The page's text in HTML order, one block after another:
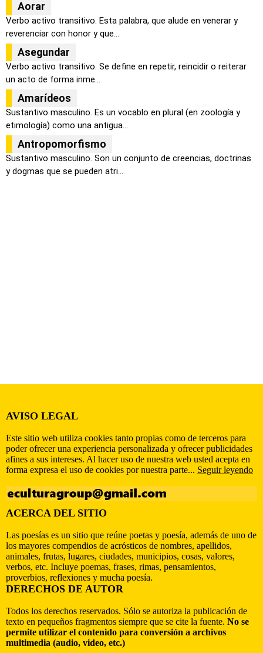
Aorar
Verbo activo transitivo. Esta palabra, que alude en venerar y
reverenciar con honor y que...
Asegundar
Verbo activo transitivo. Se define en repetir, reincidir o reiterar
un acto de forma inme...
Amarídeos
Sustantivo masculino. Es un vocablo en plural (en zoología y
etimología) como una antigua...
Antropomorfismo
Sustantivo masculino. Son un conjunto de creencias, doctrinas
y dogmas que se pueden atri...
AVISO LEGAL
Este sitio web utiliza cookies tanto propias como de terceros para
poder ofrecer una experiencia personalizada y ofrecer publicidades
afines a sus intereses. Al hacer uso de nuestra web usted acepta en
forma expresa el uso de cookies por nuestra parte... Seguir leyendo
ACERCA DEL SITIO
Las poesías es un sitio que reúne poetas y poesía, además de uno de
los mayores compendios de acrósticos de nombres, apellidos,
animales, frutas, lugares, ciudades, municipios, cosas, valores,
verbos, etc. Incluye poemas, frases, rimas, pensamientos,
proverbios, reflexiones y mucha poesía.
DERECHOS DE AUTOR
Todos los derechos reservados. Sólo se autoriza la publicación de
texto en pequeños fragmentos siempre que se cite la fuente. No se
permite utilizar el contenido para conversión a archivos
multimedia (audio, video, etc.)